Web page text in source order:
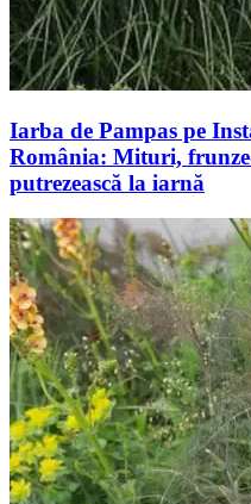
Iarba de Pampas pe
România: Mituri,
putrezească la iarnă